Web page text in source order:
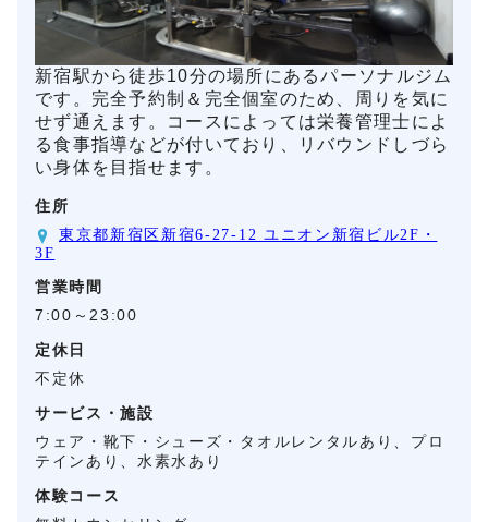
新宿駅から徒歩10分の場所にあるパーソナルジム
です。完全予約制＆完全個室のため、周りを気に
せず通えます。コースによっては栄養管理士によ
る食事指導などが付いており、リバウンドしづら
い身体を目指せます。
住所
東京都新宿区新宿6-27-12 ユニオン新宿ビル2F・
3F
営業時間
7:00～23:00
定休日
不定休
サービス・施設
ウェア・靴下・シューズ・タオルレンタルあり、プロ
テインあり、水素水あり
体験コース